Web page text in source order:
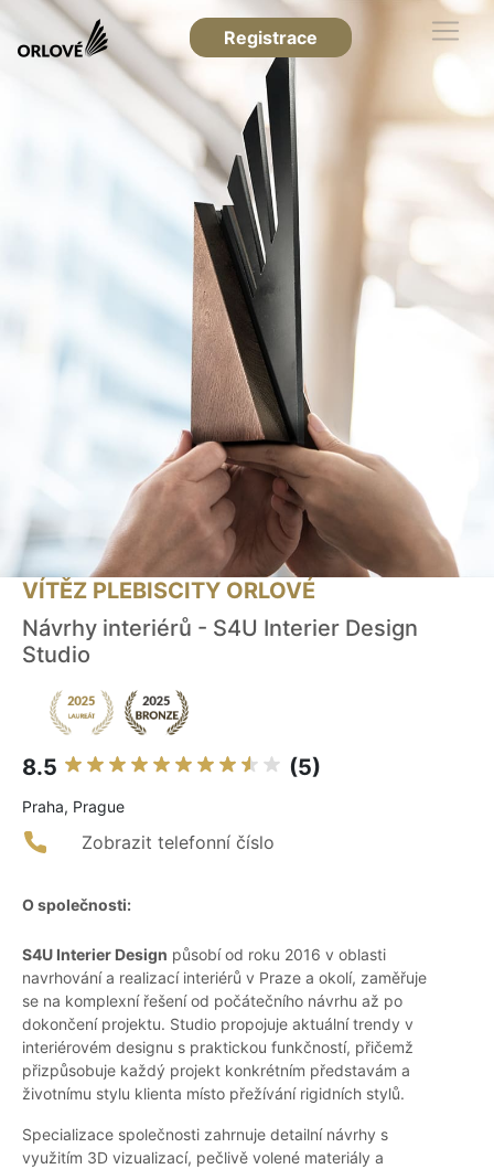
Registrace
VÍTĚZ PLEBISCITY ORLOVÉ
Návrhy interiérů - S4U Interier Design
Studio
8.5 (5)
Praha, Prague
Zobrazit telefonní číslo
O společnosti:
S4U Interier Design působí od roku 2016 v oblasti
navrhování a realizací interiérů v Praze a okolí, zaměřuje
se na komplexní řešení od počátečního návrhu až po
dokončení projektu. Studio propojuje aktuální trendy v
interiérovém designu s praktickou funkčností, přičemž
přizpůsobuje každý projekt konkrétním představám a
životnímu stylu klienta místo přežívání rigidních stylů.
Specializace společnosti zahrnuje detailní návrhy s
využitím 3D vizualizací, pečlivě volené materiály a